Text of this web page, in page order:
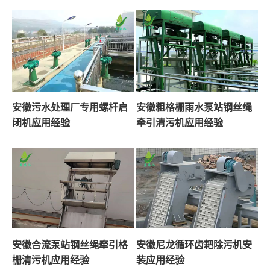
安徽污水处理厂专用螺杆启
闭机应用经验
安徽粗格栅雨水泵站钢丝绳
牵引清污机应用经验
安徽合流泵站钢丝绳牵引格
栅清污机应用经验
安徽尼龙循环齿耙除污机安
装应用经验